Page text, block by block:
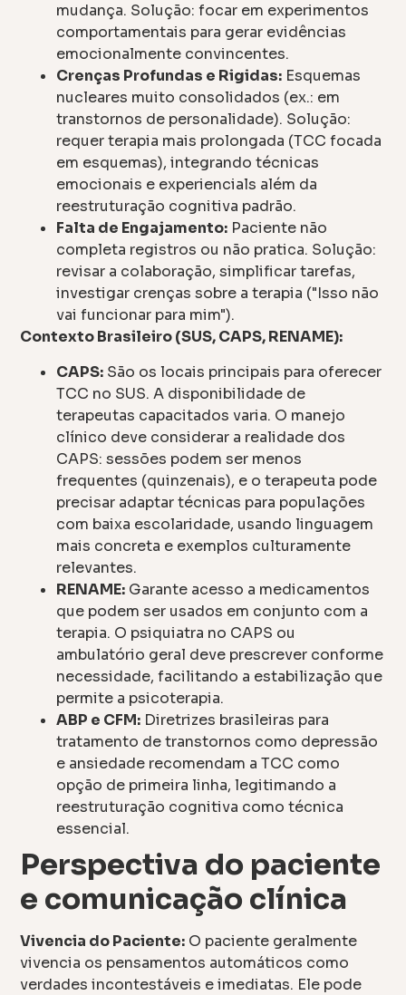
mudança. Solução: focar em experimentos
comportamentais para gerar evidências
emocionalmente convincentes.
Crenças Profundas e Rigidas: Esquemas
nucleares muito consolidados (ex.: em
transtornos de personalidade). Solução:
requer terapia mais prolongada (TCC focada
em esquemas), integrando técnicas
emocionais e experiencials além da
reestruturação cognitiva padrão.
Falta de Engajamento: Paciente não
completa registros ou não pratica. Solução:
revisar a colaboração, simplificar tarefas,
investigar crenças sobre a terapia ("Isso não
vai funcionar para mim").
Contexto Brasileiro (SUS, CAPS, RENAME):
CAPS: São os locais principais para oferecer
TCC no SUS. A disponibilidade de
terapeutas capacitados varia. O manejo
clínico deve considerar a realidade dos
CAPS: sessões podem ser menos
frequentes (quinzenais), e o terapeuta pode
precisar adaptar técnicas para populações
com baixa escolaridade, usando linguagem
mais concreta e exemplos culturamente
relevantes.
RENAME: Garante acesso a medicamentos
que podem ser usados em conjunto com a
terapia. O psiquiatra no CAPS ou
ambulatório geral deve prescrever conforme
necessidade, facilitando a estabilização que
permite a psicoterapia.
ABP e CFM: Diretrizes brasileiras para
tratamento de transtornos como depressão
e ansiedade recomendam a TCC como
opção de primeira linha, legitimando a
reestruturação cognitiva como técnica
essencial.
Perspectiva do paciente
e comunicação clínica
Vivencia do Paciente: O paciente geralmente
vivencia os pensamentos automáticos como
verdades incontestáveis e imediatas. Ele pode